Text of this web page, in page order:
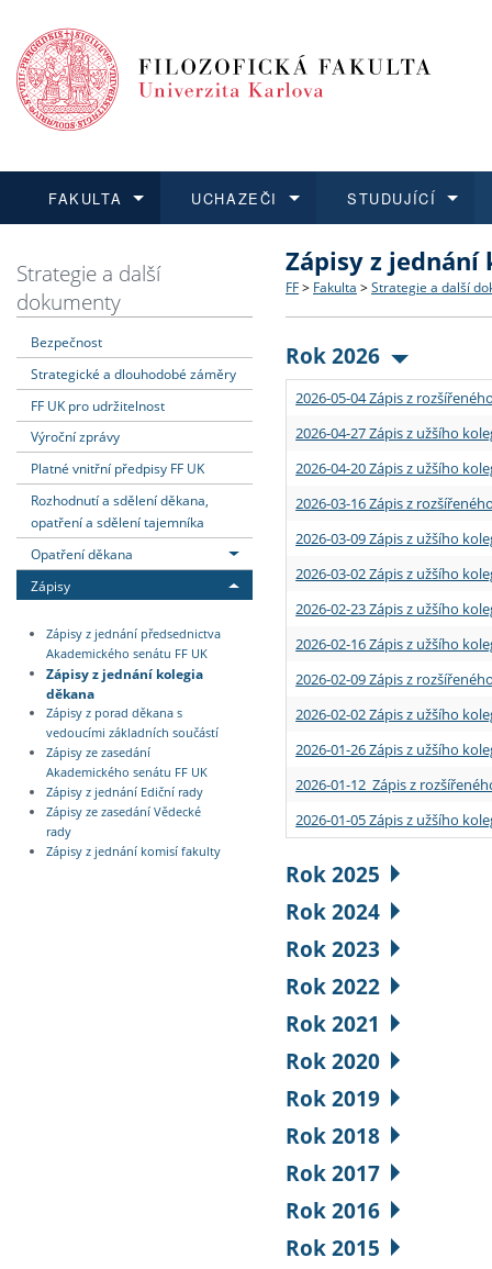
FAKULTA
Dozvědět se více
Struktura a historie
Strategie a další
Podpora a benefity pro
Absolventi fakulty
UCHAZEČI
Podat přihlášku
Co studovat a jak se
Učitelské studijní
Informace k průběhu
STUDUJÍCÍ
Dozvědět se více
Bakalářské a magisterské
Doktorské studium
Rigorózní řízení
Dozvědět se více
O vědě a výzkumu na FF
Akademické kvalifikace
Granty a projekty
Dozvědět se více
Aktuální nabídky a
Vyjíždějící studenti
Přijíždějící studenti
Vyjíždějící zaměstnanci
Strategie a další
dokumenty
Bezpečnost
Strategické a dlouhodobé záměry
FF UK pro udržitelnost
Výroční zprávy
Platné vnitřní předpisy FF UK
Rozhodnutí a sdělení děkana,
opatření a sdělení tajemníka
Opatření děkana
Zápisy
Zápisy z jednání předsednictva
Akademického senátu FF UK
Zápisy z jednání kolegia
děkana
Zápisy z porad děkana s
vedoucími základních součástí
Zápisy ze zasedání
Akademického senátu FF UK
Zápisy z jednání Ediční rady
Zápisy ze zasedání Vědecké
rady
Zápisy z jednání komisí fakulty
Zápisy z jednání
FF > Fakulta > Strategie a další
Rok 2026
2026-05-04 Zápis z
2026-04-27 Zápis z užšího
2026-04-20 Zápis z užšího
2026-03-16 Zápis z
2026-03-09 Zápis z užšího
2026-03-02 Zápis z užšího
2026-02-23 Zápis z užšího
2026-02-16 Zápis z užšího
2026-02-09 Zápis z
2026-02-02 Zápis z užšího
2026-01-26 Zápis z užšího
2026-01-12 Zápis z
2026-01-05 Zápis z užšího
Rok 2025
Rok 2024
Rok 2023
Rok 2022
Rok 2021
Rok 2020
Rok 2019
Rok 2018
Rok 2017
Rok 2016
Rok 2015